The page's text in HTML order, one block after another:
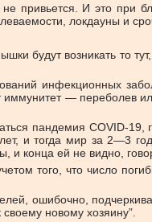
привьется. И это при
локдауны и
будут возникать то
инфекционных
иммунитет — переболев
пандемия COVID-
и тогда мир за 2—3
и конца ей не видно,
того, что число
ошибочно,
новому хозяину”.